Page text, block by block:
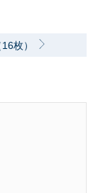
枚）